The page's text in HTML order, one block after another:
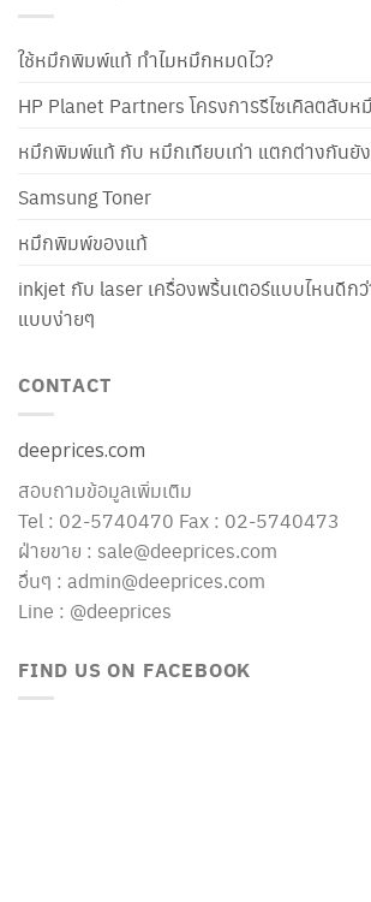
ใช้หมึกพิมพ์แท้ ทำไมหมึกหมดไว?
HP Planet Partners โครงการรีไซเคิลตลับห
หมึกพิมพ์แท้ กับ หมึกเทียบเท่า แตกต่างกันยัง
Samsung Toner
หมึกพิมพ์ของแท้
inkjet กับ laser เครื่องพริ้นเตอร์แบบไหนดีกว่
แบบง่ายๆ
CONTACT
deeprices.com
สอบถามข้อมูลเพิ่มเติม
Tel : 02-5740470 Fax : 02-5740473
ฝ่ายขาย : sale@deeprices.com
อื่นๆ : admin@deeprices.com
Line : @deeprices
FIND US ON FACEBOOK